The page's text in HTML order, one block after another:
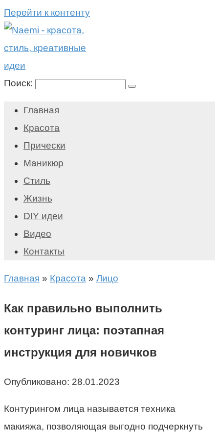
Перейти к контенту
Поиск:
Главная
Красота
Прически
Маникюр
Стиль
Жизнь
DIY идеи
Видео
Контакты
Главная » Красота » Лицо
Как правильно выполнить
контуринг лица: поэтапная
инструкция для новичков
Опубликовано: 28.01.2023
Контурингом лица называется техника
макияжа, позволяющая выгодно подчеркнуть